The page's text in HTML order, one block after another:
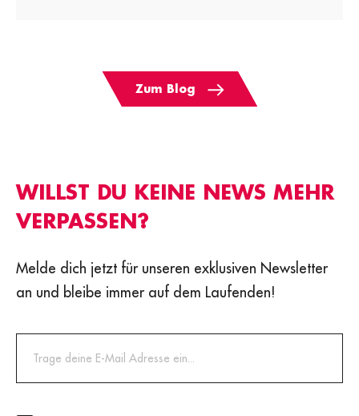
Zum Blog
WILLST DU KEINE NEWS MEHR
VERPASSEN?
Melde dich jetzt für unseren exklusiven Newsletter
an und bleibe immer auf dem Laufenden!